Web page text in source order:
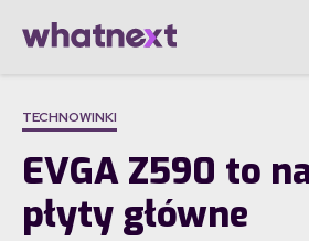
TECHNOWINKI
EVGA Z590 to
płyty główne